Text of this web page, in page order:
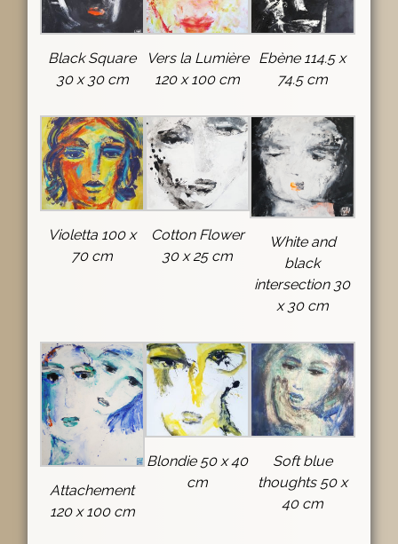
Black Square
30 x 30 cm
Vers la Lumière
120 x 100 cm
Ebène 114.5 x
74.5 cm
Violetta 100 x
70 cm
Cotton Flower
30 x 25 cm
White and
black
intersection 30
x 30 cm
Attachement
120 x 100 cm
Blondie 50 x 40
cm
Soft blue
thoughts 50 x
40 cm